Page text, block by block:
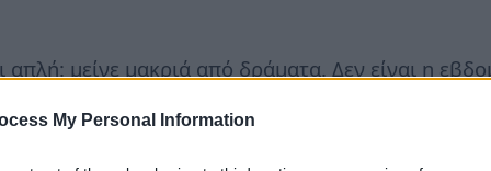
My Personal Information
απλή: μείνε μακριά από δράματα. Δεν είναι η
να θυμάσαι